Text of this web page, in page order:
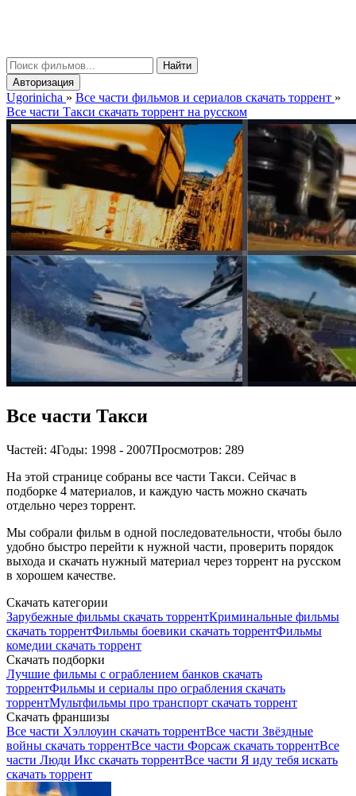
Найти
Авторизация
Ugorinicha » Все части фильмов и сериалов скачать торрент »
Все части Такси скачать торрент на русском
Все части Такси
Частей: 4Годы: 1998 - 2007Просмотров: 289
На этой странице собраны все части Такси. Сейчас в
подборке 4 материалов, и каждую часть можно скачать
отдельно через торрент.
Мы собрали фильм в одной последовательности, чтобы было
удобно быстро перейти к нужной части, проверить порядок
выхода и скачать нужный материал через торрент на русском
в хорошем качестве.
Скачать категории
Зарубежные фильмы скачать торрентКриминальные фильмы
скачать торрентФильмы боевики скачать торрентФильмы
комедии скачать торрент
Скачать подборки
Лучшие фильмы с ограблением банков скачать
торрентФильмы и сериалы про ограбления скачать
торрентМультфильмы про транспорт скачать торрент
Скачать франшизы
Все части Хэллоуин скачать торрентВсе части Звёздные
войны скачать торрентВсе части Форсаж скачать торрентВсе
части Люди Икс скачать торрентВсе части Я иду тебя искать
скачать торрент